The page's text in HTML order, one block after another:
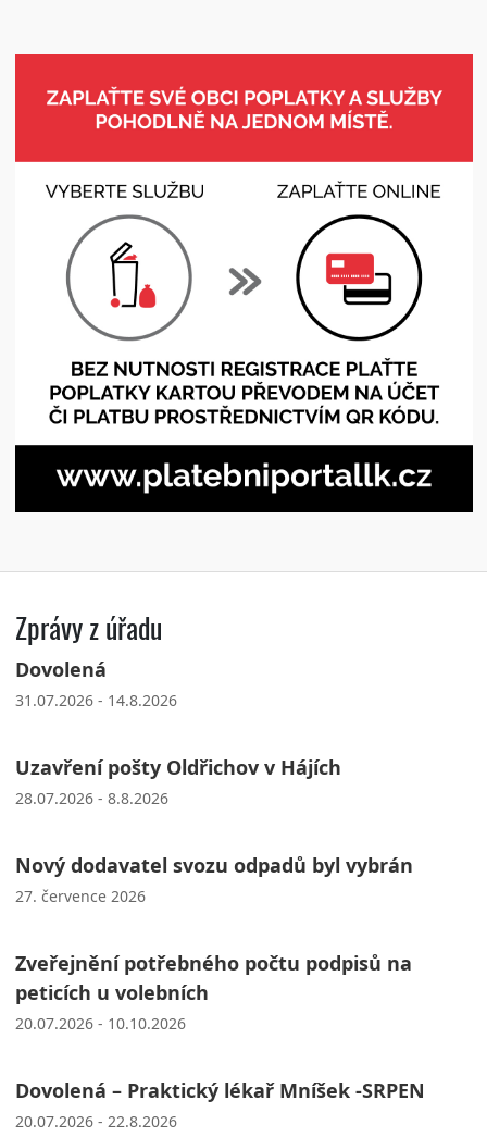
Zprávy z úřadu
Dovolená
31.07.2026 - 14.8.2026
Uzavření pošty Oldřichov v Hájích
28.07.2026 - 8.8.2026
Nový dodavatel svozu odpadů byl vybrán
27. července 2026
Zveřejnění potřebného počtu podpisů na
peticích u volebních
20.07.2026 - 10.10.2026
Dovolená – Praktický lékař Mníšek -SRPEN
20.07.2026 - 22.8.2026